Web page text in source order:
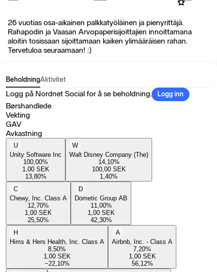
26 vuotias osa-aikainen palkkatyöläinen ja pienyrittäjä.
Rahapodin ja Vaasan Arvopaperisijoittajien innoittamana
aloitin tosissaan sijoittamaan kaiken ylimääräisen rahan.
Tervetuloa seuraamaan! :)
BeholdningAktivitet
Logg på Nordnet Social for å se beholdning. Logg inn
Børshandlede
Vekting
GAV
Avkastning
U
Unity Software Inc
100,00%
1,00 SEK
13,80%
W
Walt Disney Company (The)
14,10%
100,00 SEK
1,40%
C
Chewy, Inc. Class A
12,70%
1,00 SEK
25,50%
D
Dometic Group AB
11,00%
1,00 SEK
42,30%
H
Hims & Hers Health, Inc. Class A
8,50%
1,00 SEK
−22,10%
A
Airbnb, Inc. - Class A
7,20%
1,00 SEK
56,12%